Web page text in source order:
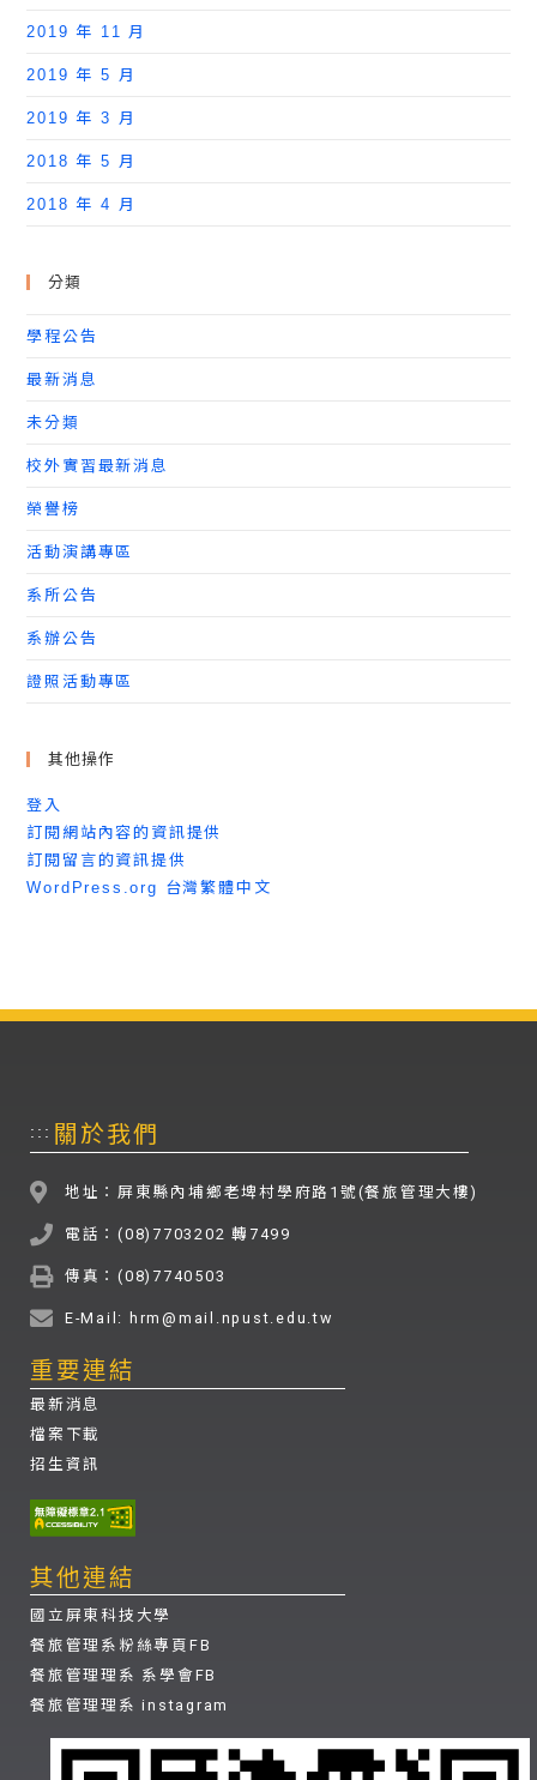
2019 年 11 月
2019 年 5 月
2019 年 3 月
2018 年 5 月
2018 年 4 月
分類
學程公告
最新消息
未分類
校外實習最新消息
榮譽榜
活動演講專區
系所公告
系辦公告
證照活動專區
其他操作
登入
訂閱網站內容的資訊提供
訂閱留言的資訊提供
WordPress.org 台灣繁體中文
::: 關於我們
地址：屏東縣內埔鄉老埤村學府路1號(餐旅管理大樓)
電話：(08)7703202 轉7499
傳真：(08)7740503
E-Mail: hrm@mail.npust.edu.tw
重要連結
最新消息
檔案下載
招生資訊
其他連結
國立屏東科技大學
餐旅管理系粉絲專頁FB
餐旅管理理系 系學會FB
餐旅管理理系 instagram